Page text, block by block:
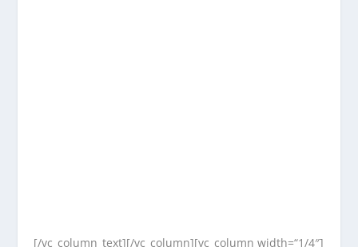
[/vc_column_text][/vc_column][vc_column width=“1/4″]